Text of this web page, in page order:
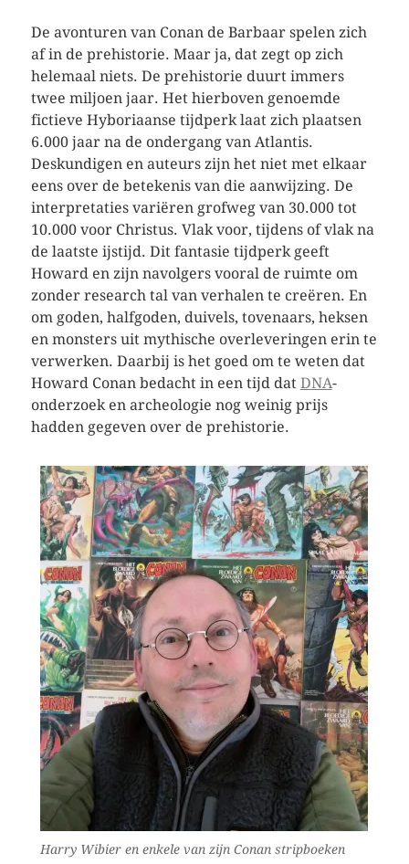
De avonturen van Conan de Barbaar spelen zich
af in de prehistorie. Maar ja, dat zegt op zich
helemaal niets. De prehistorie duurt immers
twee miljoen jaar. Het hierboven genoemde
fictieve Hyboriaanse tijdperk laat zich plaatsen
6.000 jaar na de ondergang van Atlantis.
Deskundigen en auteurs zijn het niet met elkaar
eens over de betekenis van die aanwijzing. De
interpretaties variëren grofweg van 30.000 tot
10.000 voor Christus. Vlak voor, tijdens of vlak na
de laatste ijstijd. Dit fantasie tijdperk geeft
Howard en zijn navolgers vooral de ruimte om
zonder research tal van verhalen te creëren. En
om goden, halfgoden, duivels, tovenaars, heksen
en monsters uit mythische overleveringen erin te
verwerken. Daarbij is het goed om te weten dat
Howard Conan bedacht in een tijd dat DNA-
onderzoek en archeologie nog weinig prijs
hadden gegeven over de prehistorie.
Harry Wibier en enkele van zijn Conan stripboeken